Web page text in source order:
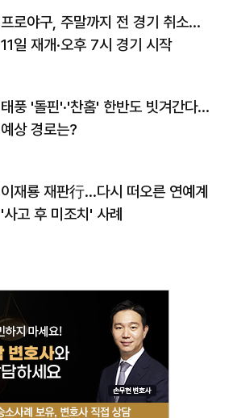
프로야구, 주말까지 전 경기 취소…
11일 재개·오후 7시 경기 시작
태풍 '돌핀'·'찬홈' 한반도 빗겨간다…
예상 경로는?
이재룡 재판行…다시 떠오른 연예계
'사고 후 미조치' 사례